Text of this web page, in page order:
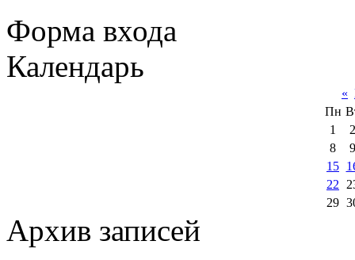
Форма входа
Календарь
«
Пн
1
2
8
9
15
22
29
Архив записей